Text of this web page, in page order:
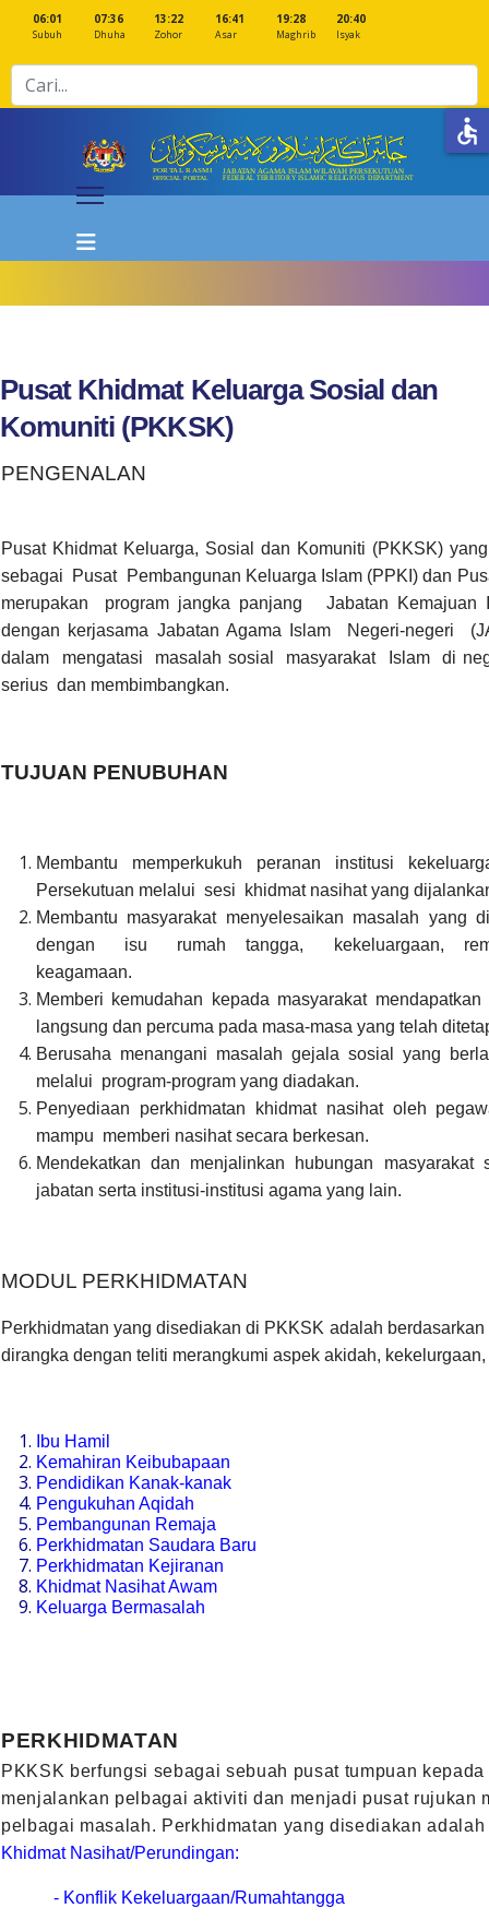
06:01
Subuh
07:36
Dhuha
13:22
Zohor
16:41
Asar
19:28
Maghrib
20:40
Isyak
Cari
Pusat Khidmat Keluarga Sosial dan
Komuniti (PKKSK)
PENGENALAN
Pusat Khidmat Keluarga, Sosial dan Komuniti
sebagai Pusat Pembangunan Keluarga Islam (PPKI) dan
merupakan program jangka panjang Jabatan Kemajuan
dengan kerjasama Jabatan Agama Islam Negeri-negeri
dalam mengatasi masalah sosial masyarakat Islam di
serius dan membimbangkan.
TUJUAN PENUBUHAN
Membantu memperkukuh peranan institusi
Persekutuan melalui sesi khidmat nasihat yang
Membantu masyarakat menyelesaikan masalah
dengan isu rumah tangga, kekeluargaan,
keagamaan.
Memberi kemudahan kepada masyarakat
langsung dan percuma pada masa-masa yang telah
Berusaha menangani masalah gejala sosial yang
melalui program-program yang diadakan.
Penyediaan perkhidmatan khidmat nasihat oleh
mampu memberi nasihat secara berkesan.
Mendekatkan dan menjalinkan hubungan masyarakat
jabatan serta institusi-institusi agama yang lain.
MODUL PERKHIDMATAN
Perkhidmatan yang disediakan di PKKSK adalah
dirangka dengan teliti merangkumi aspek akidah,
Ibu Hamil
Kemahiran Keibubapaan
Pendidikan Kanak-kanak
Pengukuhan Aqidah
Pembangunan Remaja
Perkhidmatan Saudara Baru
Perkhidmatan Kejiranan
Khidmat Nasihat Awam
Keluarga Bermasalah
PERKHIDMATAN
PKKSK berfungsi sebagai sebuah pusat tumpuan
menjalankan pelbagai aktiviti dan menjadi pusat rujukan
pelbagai masalah. Perkhidmatan yang disediakan
Khidmat Nasihat/Perundingan:
- Konflik Kekeluargaan/Rumahtangga
accessible